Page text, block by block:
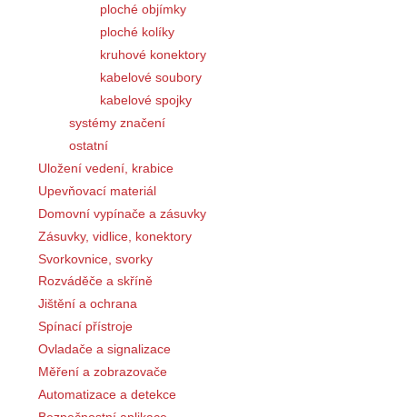
ploché objímky
ploché kolíky
kruhové konektory
kabelové soubory
kabelové spojky
systémy značení
ostatní
Uložení vedení, krabice
Upevňovací materiál
Domovní vypínače a zásuvky
Zásuvky, vidlice, konektory
Svorkovnice, svorky
Rozváděče a skříně
Jištění a ochrana
Spínací přístroje
Ovladače a signalizace
Měření a zobrazovače
Automatizace a detekce